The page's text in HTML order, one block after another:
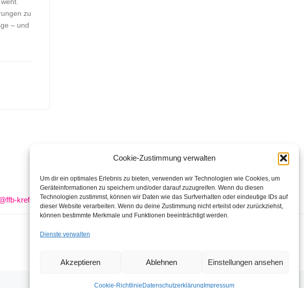
Cookie-Zustimmung verwalten
Um dir ein optimales Erlebnis zu bieten, verwenden wir Technologien wie Cookies, um
Geräteinformationen zu speichern und/oder darauf zuzugreifen. Wenn du diesen
Technologien zustimmst, können wir Daten wie das Surfverhalten oder eindeutige IDs auf
dieser Website verarbeiten. Wenn du deine Zustimmung nicht erteilst oder zurückziehst,
können bestimmte Merkmale und Funktionen beeinträchtigt werden.
Dienste verwalten
Akzeptieren Ablehnen Einstellungen ansehen
Cookie-Richtlinie Datenschutzerklärung Impressum
zu
– und
krefeld.de